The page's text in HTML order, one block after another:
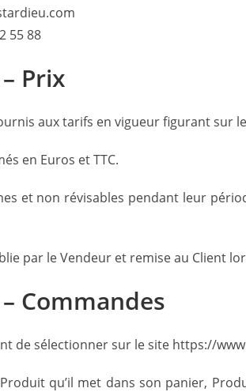
55 88
Prix
aux tarifs en vigueur figurant sur
en Euros et TTC.
et non révisables pendant leur
par le Vendeur et remise au Client
– Commandes
de sélectionner sur le site https://
qu’il met dans son panier,